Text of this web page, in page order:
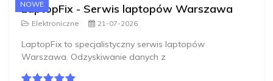
NOWE
LaptopFix - Serwis laptopów Warszawa
Elektroniczne 21-07-2026
LaptopFix to specjalistyczny serwis laptopów
Warszawa. Odzyskiwanie danych z